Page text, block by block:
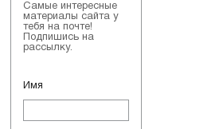
Самые интересные
материалы сайта у
тебя на почте!
Подпишись на
рассылку.
Имя